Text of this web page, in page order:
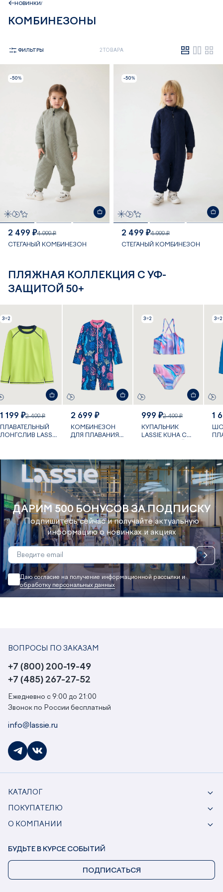
НОВИНКИ
КОМБИНЕЗОНЫ
ФИЛЬТРЫ 2 ТОВАРА
-50%
2 499 ₽4 999 ₽
СТЕГАНЫЙ КОМБИНЕЗОН
-50%
2 499 ₽4 999 ₽
СТЕГАНЫЙ КОМБИНЕЗОН
ПЛЯЖНАЯ КОЛЛЕКЦИЯ С УФ-
ЗАЩИТОЙ 50+
3=2
1 199 ₽2 499 ₽
ПЛАВАТЕЛЬНЫЙ
ЛОНГСЛИВ LASSIE
2 699 ₽
КОМБИНЕЗОН
ДЛЯ ПЛАВАНИЯ
3=2
999 ₽2 499 ₽
КУПАЛЬНИК
LASSIE KUHA С
3=2
1
ДАРИМ 500 БОНУСОВ ЗА ПОДПИСКУ
Подпишитесь сейчас и получайте актуальную
информацию о новинках и акциях
Даю согласие на получение информационной рассылки и
обработку персональных данных
ВОПРОСЫ ПО ЗАКАЗАМ
+7 (800) 200-19-49
+7 (485) 267-27-52
Ежедневно с 9:00 до 21:00
Звонок по России бесплатный
info@lassie.ru
КАТАЛОГ
ПОКУПАТЕЛЮ
О КОМПАНИИ
БУДЬТЕ В КУРСЕ СОБЫТИЙ
ПОДПИСАТЬСЯ